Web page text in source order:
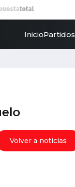
InicioPartidos
Volver a noticias